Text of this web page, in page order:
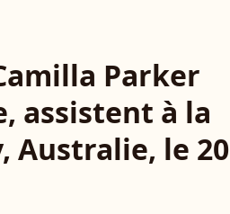
Parker
assistent à la
Australie, le 20